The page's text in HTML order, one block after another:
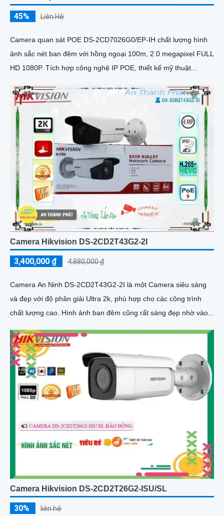
45% Liên Hệ
Camera quan sát POE DS-2CD7026G0/EP-IH chất lượng hình
ảnh sắc nét ban đêm với hồng ngoại 100m, 2.0 megapixel FULL
HD 1080P. Tích hợp công nghệ IP POE, thiết kế mỹ thuật...
Camera Hikvision DS-2CD2T43G2-2I
3,400,000 ₫ 4,880,000 ₫
Camera An Ninh DS-2CD2T43G2-2I là một Camera siêu sáng
và đẹp với độ phân giải Ultra 2k, phù hợp cho các công trình
chất lượng cao. Hình ảnh ban đêm cũng rất sáng đẹp nhờ vào...
Camera Hikvision DS-2CD2T26G2-ISU/SL
30% liên hệ